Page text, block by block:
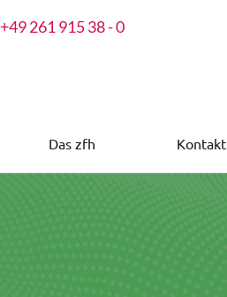
+49 261 915 38 - 0
Das zfh Kontakt